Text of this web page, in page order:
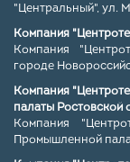
"Центральный", ул.
Компания
Компания
городе
Компания
палаты Ростовской
Компания
Промышленной